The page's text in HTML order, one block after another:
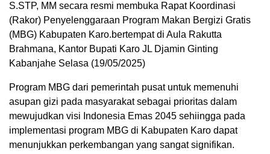
S.STP, MM secara resmi membuka Rapat Koordinasi
(Rakor) Penyelenggaraan Program Makan Bergizi Gratis
(MBG) Kabupaten Karo.bertempat di Aula Rakutta
Brahmana, Kantor Bupati Karo JL Djamin Ginting
Kabanjahe Selasa (19/05/2025)
Program MBG dari pemerintah pusat untuk memenuhi
asupan gizi pada masyarakat sebagai prioritas dalam
mewujudkan visi Indonesia Emas 2045 sehiingga pada
implementasi program MBG di Kabupaten Karo dapat
menunjukkan perkembangan yang sangat signifikan.